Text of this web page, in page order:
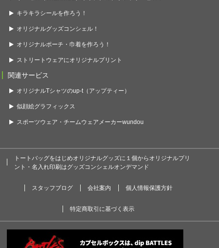
キラキラシールを作ろう！
オリジナルグッズコンシェル！
オリジナルポーチ・巾着を作ろう！
ストリートウェアにオリジナルプリント
関連サービス
オリジナルTシャツのup-t（アップティー）
似顔絵グラフィックス
スポーツウェア・チームウェアメーカーwundou
トートバッグをはじめオリジナルグッズに１個からオリジナルプリ
ント・名入れ印刷はグッズコンシェルオンデマンド
スタッフブログ 会社案内 個人情報保護方針
特定商取引に基づく表示